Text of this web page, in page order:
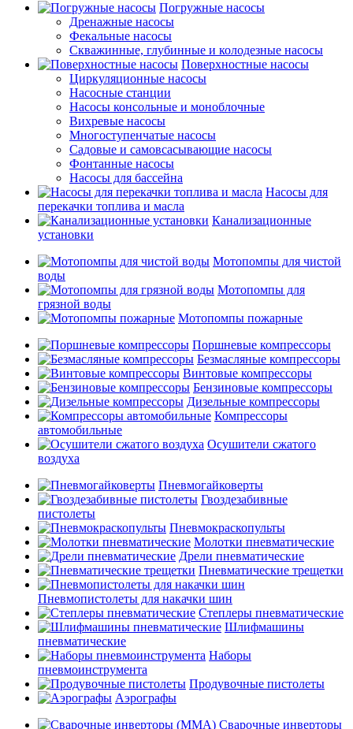
Погружные насосы
Дренажные насосы
Фекальные насосы
Скважинные, глубинные и колодезные насосы
Поверхностные насосы
Циркуляционные насосы
Насосные станции
Насосы консольные и моноблочные
Вихревые насосы
Многоступенчатые насосы
Садовые и самовсасывающие насосы
Фонтанные насосы
Насосы для бассейна
Насосы для
перекачки топлива и масла
Канализационные
установки
Мотопомпы для чистой
воды
Мотопомпы для
грязной воды
Мотопомпы пожарные
Поршневые компрессоры
Безмасляные компрессоры
Винтовые компрессоры
Бензиновые компрессоры
Дизельные компрессоры
Компрессоры
автомобильные
Осушители сжатого
воздуха
Пневмогайковерты
Гвоздезабивные
пистолеты
Пневмокраскопульты
Молотки пневматические
Дрели пневматические
Пневматические трещетки
Пневмопистолеты для накачки шин
Степлеры пневматические
Шлифмашины
пневматические
Наборы
пневмоинструмента
Продувочные пистолеты
Аэрографы
Сварочные инверторы